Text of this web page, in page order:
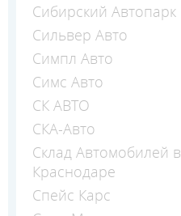
Сибирский Автопарк
Сильвер Авто
Симпл Авто
Симс Авто
СК АВТО
СКА-Авто
Склад Автомобилей в
Краснодаре
Спейс Карс